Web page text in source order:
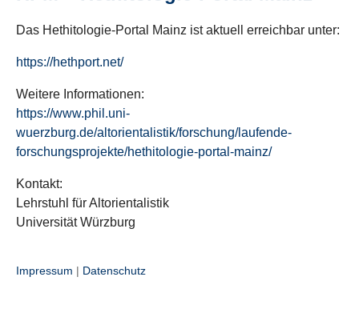
Das Hethitologie-Portal Mainz ist aktuell erreichbar unter:
https://hethport.net/
Weitere Informationen:
https://www.phil.uni-
wuerzburg.de/altorientalistik/forschung/laufende-
forschungsprojekte/hethitologie-portal-mainz/
Kontakt:
Lehrstuhl für Altorientalistik
Universität Würzburg
Impressum | Datenschutz